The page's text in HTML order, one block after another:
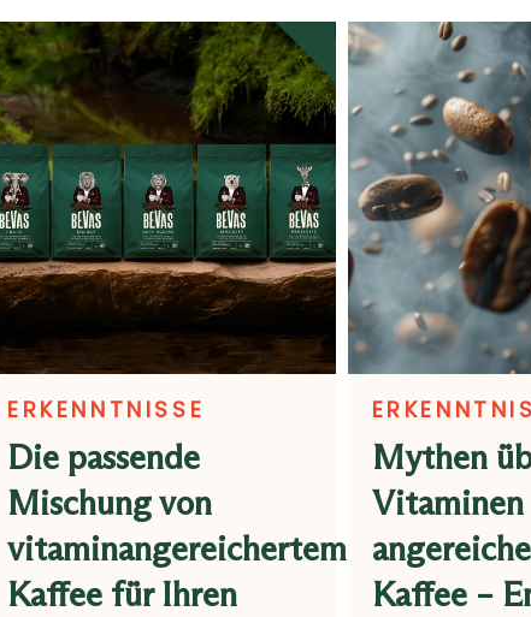
ERKENNTNISSE
Die passende
Mischung von
vitaminangereichertem
Kaffee für Ihren
Mythen
Vitaminen
Kaffee –